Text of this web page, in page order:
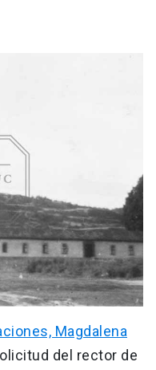
Magdalena
del rector de